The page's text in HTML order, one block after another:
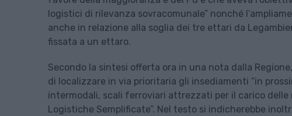
logistici di rilevanza sovracomunale” nonché
anche in relazione alla soglia dei tre ettari da
fissata a un ettaro.
Secondo la sintesi offerta ora in una nota dalla
di localizzare in via prioritaria gli insediamenti “in
intermodali, scali ferroviari attrezzati per il carico
Logistiche Semplificate”. Nel testo si indicherebbe